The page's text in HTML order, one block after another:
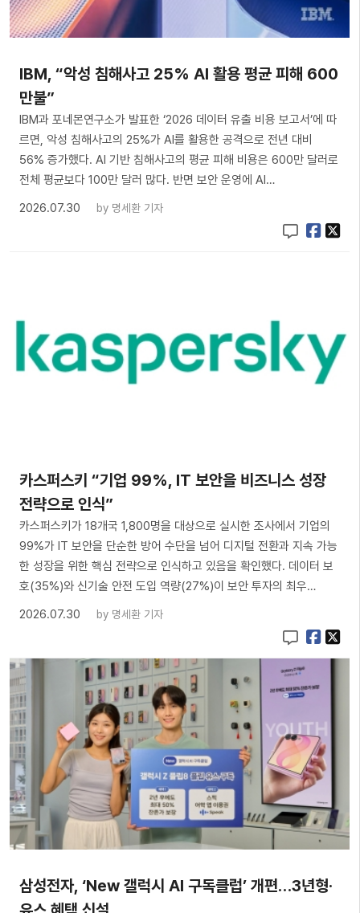
IBM, “악성 침해사고 25% AI 활용 평균 피해 600
만불”
IBM과 포네몬연구소가 발표한 ‘2026 데이터 유출 비용 보고서’에 따
르면, 악성 침해사고의 25%가 AI를 활용한 공격으로 전년 대비
56% 증가했다. AI 기반 침해사고의 평균 피해 비용은 600만 달러로
전체 평균보다 100만 달러 많다. 반면 보안 운영에 AI…
2026.07.30
by 명세환 기자
카스퍼스키 “기업 99%, IT 보안을 비즈니스 성장
전략으로 인식”
카스퍼스키가 18개국 1,800명을 대상으로 실시한 조사에서 기업의
99%가 IT 보안을 단순한 방어 수단을 넘어 디지털 전환과 지속 가능
한 성장을 위한 핵심 전략으로 인식하고 있음을 확인했다. 데이터 보
호(35%)와 신기술 안전 도입 역량(27%)이 보안 투자의 최우…
2026.07.30
by 명세환 기자
삼성전자, ‘New 갤럭시 AI 구독클럽’ 개편…3년형·